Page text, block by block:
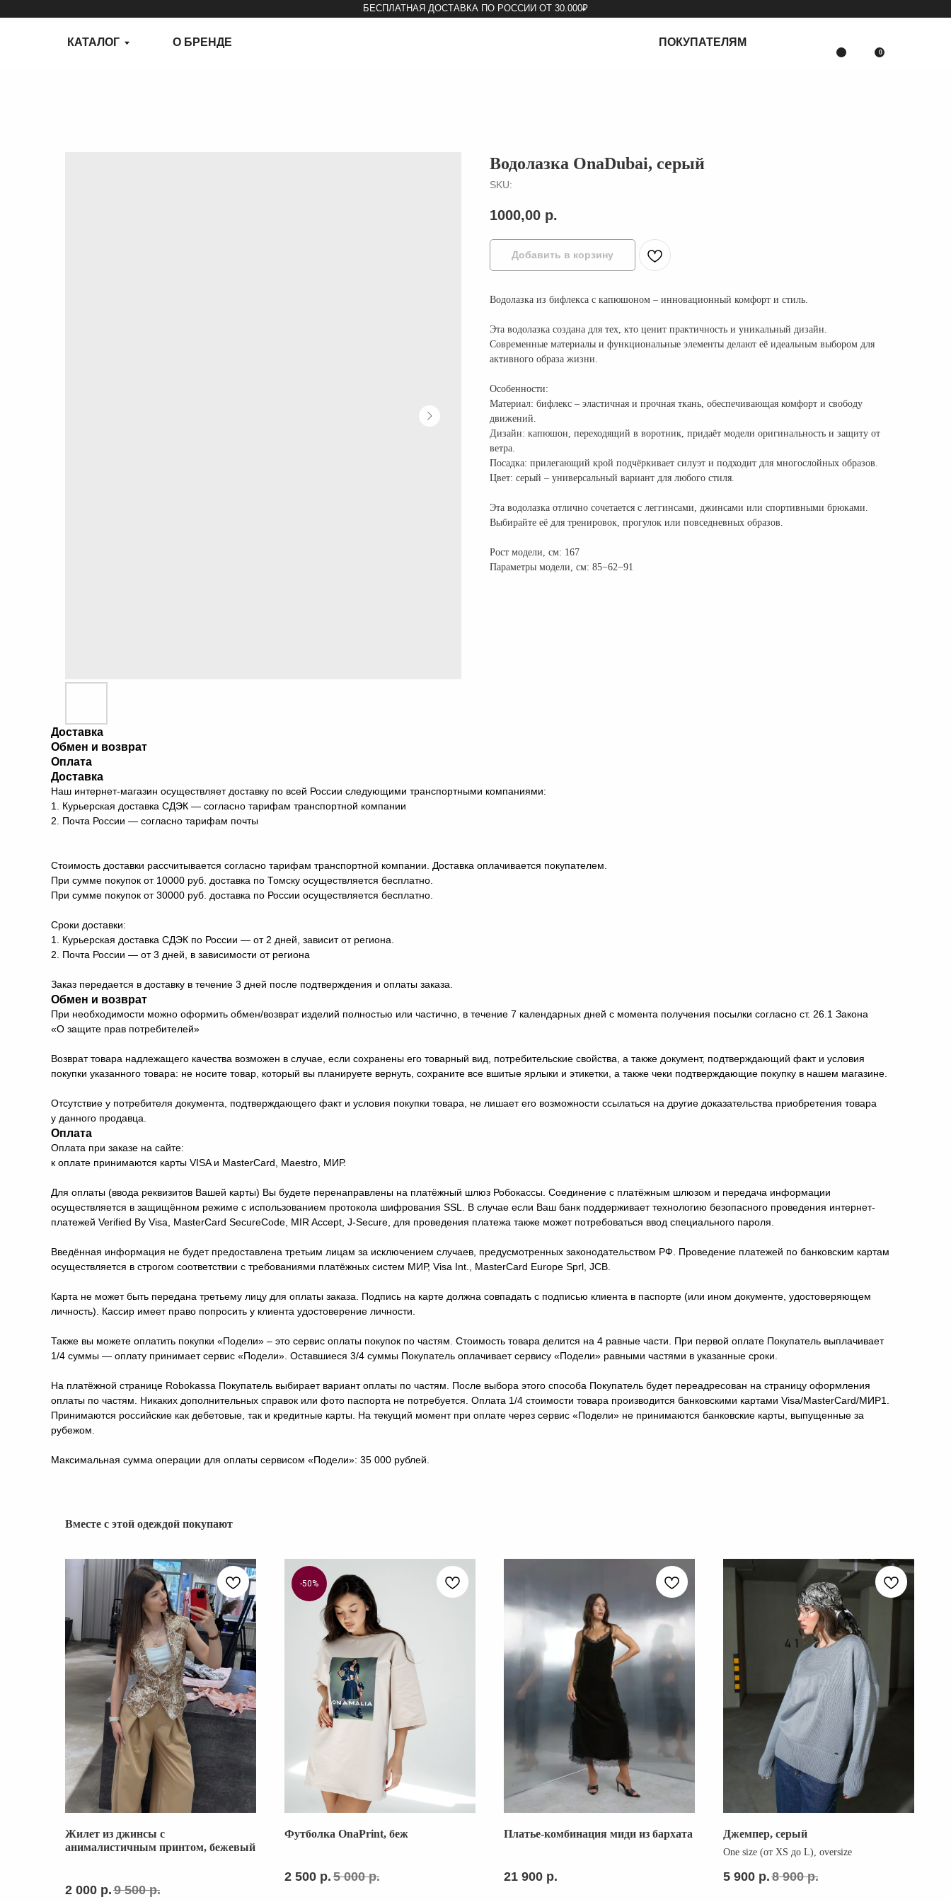
ПОКУПАТЕЛЯМ
О БРЕНДЕ
КАТАЛОГ
БЕСПЛАТНАЯ ДОСТАВКА ПО РОССИИ ОТ 30.000₽
Водолазка OnaDubai, серый
SKU:
1000,00 р.
Добавить в корзину
Водолазка из бифлекса с капюшоном – инновационный комфорт и стиль.
Эта водолазка создана для тех, кто ценит практичность и уникальный дизайн.
Современные материалы и функциональные элементы делают её идеальным выбором для
активного образа жизни.
Особенности:
Материал: бифлекс – эластичная и прочная ткань, обеспечивающая комфорт и свободу
движений.
Дизайн: капюшон, переходящий в воротник, придаёт модели оригинальность и защиту от
ветра.
Посадка: прилегающий крой подчёркивает силуэт и подходит для многослойных образов.
Цвет: серый – универсальный вариант для любого стиля.
Эта водолазка отлично сочетается с леггинсами, джинсами или спортивными брюками.
Выбирайте её для тренировок, прогулок или повседневных образов.
Рост модели, см: 167
Параметры модели, см: 85−62−91
Доставка
Обмен и возврат
Оплата
Доставка
Наш интернет-магазин осуществляет доставку по всей России следующими транспортными компаниями:
1. Курьерская доставка СДЭК — согласно тарифам транспортной компании
2. Почта России — согласно тарифам почты
Стоимость доставки рассчитывается согласно тарифам транспортной компании. Доставка оплачивается покупателем.
При сумме покупок от 10000 руб. доставка по Томску осуществляется бесплатно.
При сумме покупок от 30000 руб. доставка по России осуществляется бесплатно.
Сроки доставки:
1. Курьерская доставка СДЭК по России — от 2 дней, зависит от региона.
2. Почта России — от 3 дней, в зависимости от региона
Заказ передается в доставку в течение 3 дней после подтверждения и оплаты заказа.
Обмен и возврат
При необходимости можно оформить обмен/возврат изделий полностью или частично, в течение 7 календарных дней с момента получения посылки согласно ст. 26.1 Закона
«О защите прав потребителей»
Возврат товара надлежащего качества возможен в случае, если сохранены его товарный вид, потребительские свойства, а также документ, подтверждающий факт и условия
покупки указанного товара: не носите товар, который вы планируете вернуть, сохраните все вшитые ярлыки и этикетки, а также чеки подтверждающие покупку в нашем магазине.
Отсутствие у потребителя документа, подтверждающего факт и условия покупки товара, не лишает его возможности ссылаться на другие доказательства приобретения товара
у данного продавца.
Оплата
Оплата при заказе на сайте:
к оплате принимаются карты VISA и MasterCard, Maestro, МИР.
Для оплаты (ввода реквизитов Вашей карты) Вы будете перенаправлены на платёжный шлюз Робокассы. Соединение с платёжным шлюзом и передача информации
осуществляется в защищённом режиме с использованием протокола шифрования SSL. В случае если Ваш банк поддерживает технологию безопасного проведения интернет-
платежей Verified By Visa, MasterCard SecureCode, MIR Accept, J-Secure, для проведения платежа также может потребоваться ввод специального пароля.
Введённая информация не будет предоставлена третьим лицам за исключением случаев, предусмотренных законодательством РФ. Проведение платежей по банковским картам
осуществляется в строгом соответствии с требованиями платёжных систем МИР, Visa Int., MasterCard Europe Sprl, JCB.
Карта не может быть передана третьему лицу для оплаты заказа. Подпись на карте должна совпадать с подписью клиента в паспорте (или ином документе, удостоверяющем
личность). Кассир имеет право попросить у клиента удостоверение личности.
Также вы можете оплатить покупки «Подели» – это сервис оплаты покупок по частям. Стоимость товара делится на 4 равные части. При первой оплате Покупатель выплачивает
1/4 суммы — оплату принимает сервис «Подели». Оставшиеся 3/4 суммы Покупатель оплачивает сервису «Подели» равными частями в указанные сроки.
На платёжной странице Robokassa Покупатель выбирает вариант оплаты по частям. После выбора этого способа Покупатель будет переадресован на страницу оформления
оплаты по частям. Никаких дополнительных справок или фото паспорта не потребуется. Оплата 1/4 стоимости товара производится банковскими картами Visa/MasterCard/МИР1.
Принимаются российские как дебетовые, так и кредитные карты. На текущий момент при оплате через сервис «Подели» не принимаются банковские карты, выпущенные за
рубежом.
Максимальная сумма операции для оплаты сервисом «Подели»: 35 000 рублей.
Вместе с этой одеждой покупают
Жилет из джинсы с
анималистичным принтом, бежевый
2 000 р. 9 500 р.
-50%
Футболка OnaPrint, беж
2 500 р. 5 000 р.
Платье-комбинация миди из бархата
21 900 р.
Джемпер, серый
One size (от XS до L), oversize
5 900 р. 8 900 р.
ВЕСЬ КАТАЛОГ ПОКУПАТЕЛЯМ